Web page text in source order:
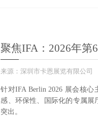
聚焦IFA：2026年第
来源：深圳市卡恩展览有限公司
针对IFA Berlin 2026 展会核
感、环保性、国际化的专属展
突出。